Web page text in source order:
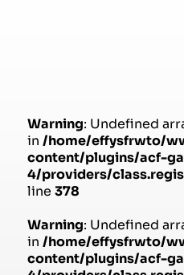
Warning: Undefined
in /home/effysfrwto/
content/plugins/acf-
4/providers/
line 378
Warning: Undefined
in /home/effysfrwto/
content/plugins/acf-